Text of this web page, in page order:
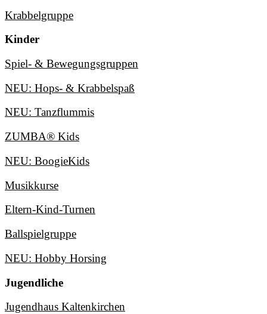
Krabbelgruppe
Kinder
Spiel- & Bewegungsgruppen
NEU: Hops- & Krabbelspaß
NEU: Tanzflummis
ZUMBA® Kids
NEU: BoogieKids
Musikkurse
Eltern-Kind-Turnen
Ballspielgruppe
NEU: Hobby Horsing
Jugendliche
Jugendhaus Kaltenkirchen